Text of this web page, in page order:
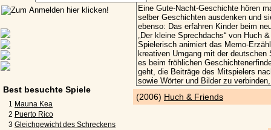
Best besuchte Spiele
1 Mauna Kea
2 Puerto Rico
3 Gleichgewicht des Schreckens
(2006) Huch & Friends